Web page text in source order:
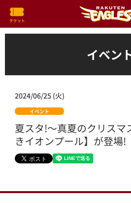
イベン
2024/06/25 (火)
イベント
夏スタ!～真夏のクリスマ
きイオンプール】が登場!